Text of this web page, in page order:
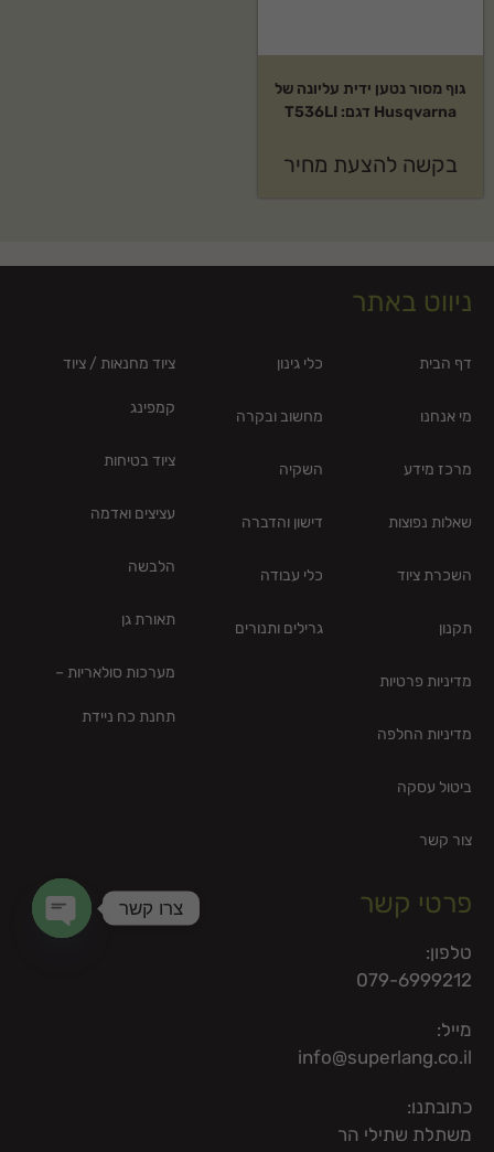
גוף מסור נטען ידית עליונה של
Husqvarna דגם: T536LI
בקשה להצעת מחיר
ניווט באתר
דף הבית
מי אנחנו
מרכז מידע
שאלות נפוצות
השכרת ציוד
תקנון
מדיניות פרטיות
מדיניות החלפה
ביטול עסקה
צור קשר
כלי גינון
מחשוב ובקרה
השקיה
דישון והדברה
כלי עבודה
גרילים ותנורים
ציוד מחנאות / ציוד
קמפינג
ציוד בטיחות
עציצים ואדמה
הלבשה
תאורת גן
מערכות סולאריות –
תחנת כח ניידת
פרטי קשר
טלפון:
079-6999212
מייל:
info@superlang.co.il
כתובתנו:
משתלת שתילי הר
צרו קשר